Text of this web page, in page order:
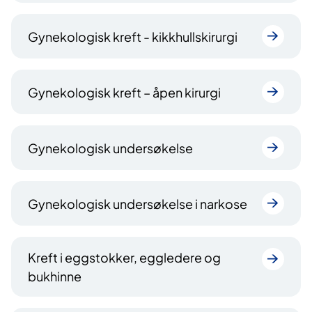
Gynekologisk kreft - kikkhullskirurgi
Gynekologisk kreft – åpen kirurgi
Gynekologisk undersøkelse
Gynekologisk undersøkelse i narkose
Kreft i eggstokker, eggledere og
bukhinne